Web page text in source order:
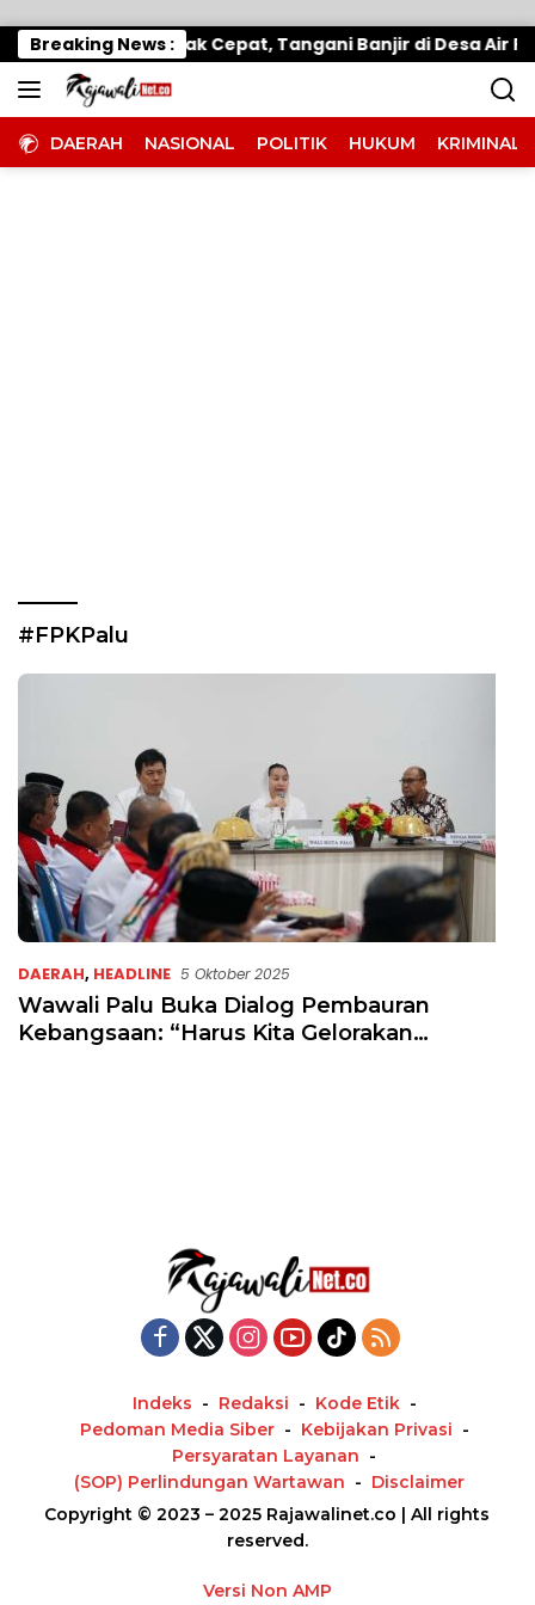
Breaking News :
Wabup Parimo Gerak Cepat, Tangani Banjir di Desa Air
DAERAH NASIONAL POLITIK HUKUM KRIMINAL
#FPKPalu
DAERAH, HEADLINE 5 Oktober 2025
Wawali Palu Buka Dialog Pembauran
Kebangsaan: “Harus Kita Gelorakan
Indeks Redaksi
Kode Etik
Pedoman Media Siber
Kebijakan Privasi
Persyaratan Layanan
(SOP) Perlindungan Wartawan
Disclaimer
Copyright © 2023 – 2025 Rajawalinet.co | All rights
reserved.
Versi Non AMP